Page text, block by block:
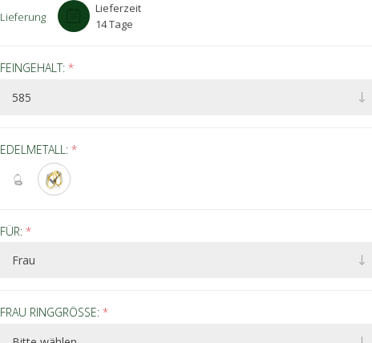
Lieferung
Lieferzeit
14 Tage
FEINGEHALT: *
EDELMETALL: *
FÜR: *
FRAU RINGGRÖSSE: *